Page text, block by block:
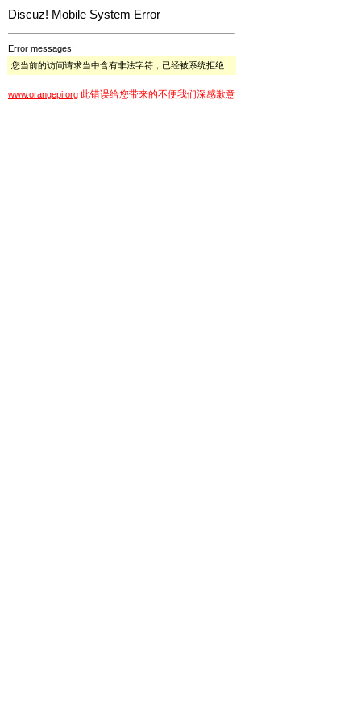
Discuz! Mobile System Error
Error messages:
您当前的访问请求当中含有非法字符，已经被系统拒绝
www.orangepi.org 此错误给您带来的不便我们深感歉意